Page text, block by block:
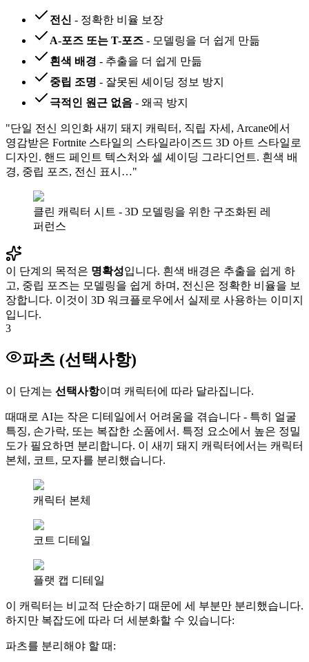
전신 - 정확한 비율 보장
A-포즈 또는 T-포즈 - 모델링을 더 쉽게 만듦
흰색 배경 - 추출을 더 쉽게 만듦
중립 조명 - 잘못된 셰이딩 정보 방지
극적인 원근 없음 - 왜곡 방지
"단일 전신 의인화 새끼 돼지 캐릭터, 직립 자세, Arcane에서
영감받은 Fortnite 스타일의 스타일라이즈드 3D 아트 스타일로
디자인. 핸드 페인트 텍스처와 셀 셰이딩 그라디언트. 흰색 배
경, 중립 포즈, 전신 표시…"
클린 캐릭터 시트 - 3D 모델링을 위한 구조화된 레
퍼런스
이 단계의 목적은 명확성입니다. 흰색 배경은 추출을 쉽게 하
고, 중립 포즈는 모델링을 쉽게 하며, 전신은 정확한 비율을 보
장합니다. 이것이 3D 워크플로우에서 실제로 사용하는 이미지
입니다.
3
파츠 (선택사항)
이 단계는 선택사항이며 캐릭터에 따라 달라집니다.
때때로 AI는 작은 디테일에서 어려움을 겪습니다 - 특히 얼굴
특징, 손가락, 또는 복잡한 소품에서. 특정 요소에서 높은 정밀
도가 필요하면 분리합니다. 이 새끼 돼지 캐릭터에서는 캐릭터
본체, 코트, 모자를 분리했습니다.
캐릭터 본체
코트 디테일
플랫 캡 디테일
이 캐릭터는 비교적 단순하기 때문에 세 부분만 분리했습니다.
하지만 복잡도에 따라 더 세분화할 수 있습니다:
파츠를 분리해야 할 때: